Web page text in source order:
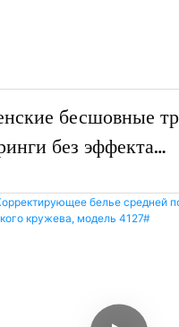
бесшовные
без эффекта